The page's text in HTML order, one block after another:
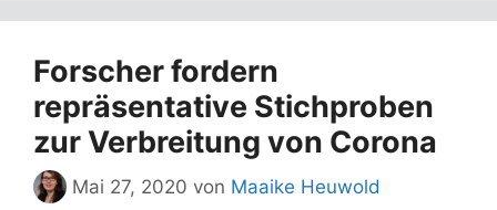
Forscher fordern
repräsentative Stichproben
zur Verbreitung von Corona
Mai 27, 2020 von Maaike Heuwold